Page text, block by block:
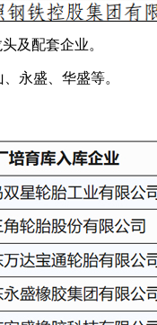
及配套企业。
永盛、华盛等。